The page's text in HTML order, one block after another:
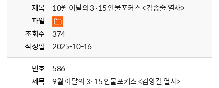
제목
10월 이달의 3·15 인물포커스 <김종술 열사>
파일
조회수
374
작성일
2025-10-16
번호
586
제목
9월 이달의 3·15 인물포커스 <김영길 열사>